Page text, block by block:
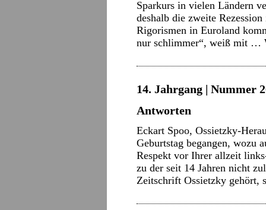
Sparkurs in vielen Ländern
deshalb die zweite
Rigorismen in Euroland
nur schlimmer“, weiß mit …
14. Jahrgang | Nummer
Antworten
Eckart Spoo, Ossietzky-
Geburtstag begangen, wozu
Respekt vor Ihrer allzeit
zu der seit 14 Jahren nicht
Zeitschrift Ossietzky